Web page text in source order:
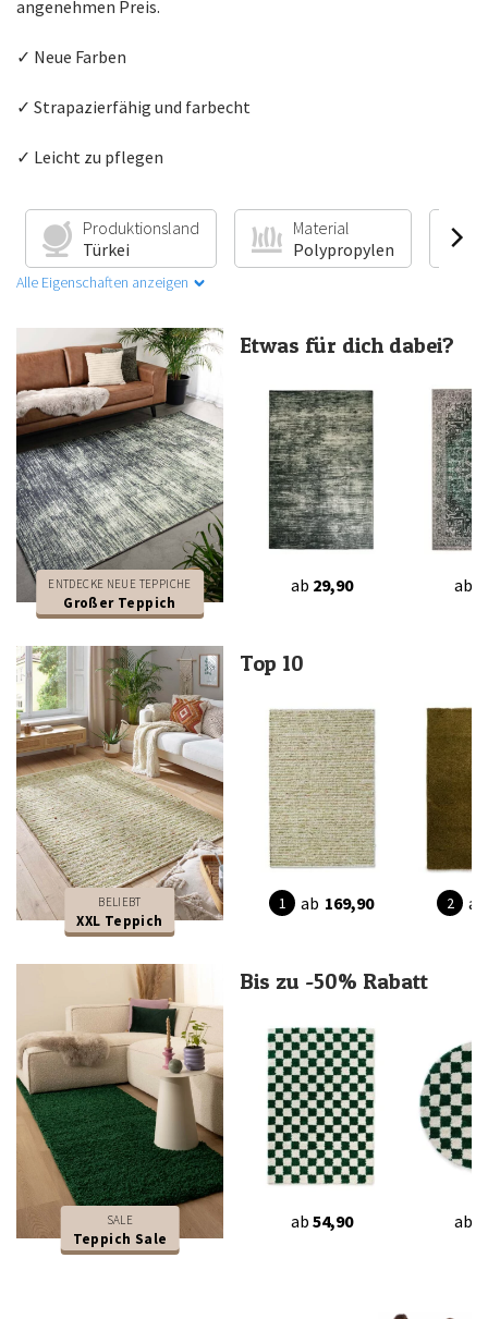
angenehmen Preis.
✓ Neue Farben
✓ Strapazierfähig und farbecht
✓ Leicht zu pflegen
Produktionsland
Türkei
Material
Polypropylen
Alle Eigenschaften anzeigen
ENTDECKE NEUE TEPPICHE
Großer Teppich
Etwas für dich dabei?
ab 29,90 ab
BELIEBT
XXL Teppich
Top 10
ab 169,90 ab
SALE
Teppich Sale
Bis zu -50% Rabatt
ab 54,90 ab